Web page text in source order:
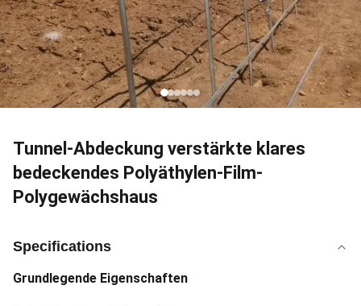
Tunnel-Abdeckung verstärkte klares
bedeckendes Polyäthylen-Film-
Polygewächshaus
Specifications
Grundlegende Eigenschaften